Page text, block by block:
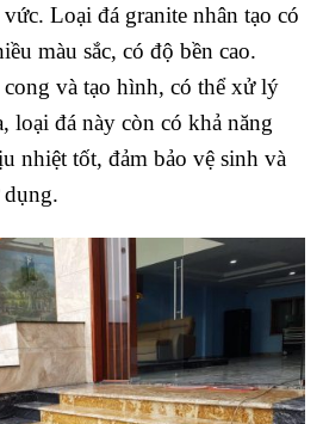
Loại đá granite nhân tạo có
màu sắc, có độ bền cao.
và tạo hình, có thể xử lý
loại đá này còn có khả năng
nhiệt tốt, đảm bảo vệ sinh và
dụng.